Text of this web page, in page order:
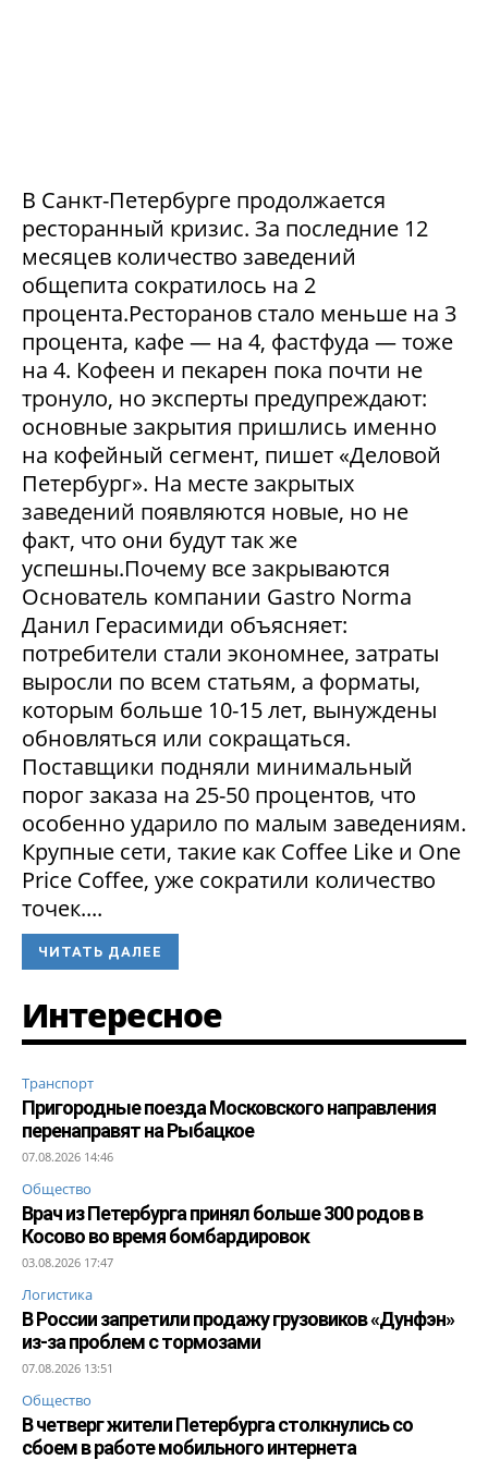
В Санкт-Петербурге продолжается
ресторанный кризис. За последние 12
месяцев количество заведений
общепита сократилось на 2
процента.Ресторанов стало меньше на 3
процента, кафе — на 4, фастфуда — тоже
на 4. Кофеен и пекарен пока почти не
тронуло, но эксперты предупреждают:
основные закрытия пришлись именно
на кофейный сегмент, пишет «Деловой
Петербург». На месте закрытых
заведений появляются новые, но не
факт, что они будут так же
успешны.Почему все закрываются
Основатель компании Gastro Norma
Данил Герасимиди объясняет:
потребители стали экономнее, затраты
выросли по всем статьям, а форматы,
которым больше 10-15 лет, вынуждены
обновляться или сокращаться.
Поставщики подняли минимальный
порог заказа на 25-50 процентов, что
особенно ударило по малым заведениям.
Крупные сети, такие как Coffee Like и One
Price Coffee, уже сократили количество
точек....
ЧИТАТЬ ДАЛЕЕ
Интересное
Транспорт
Пригородные поезда Московского направления
перенаправят на Рыбацкое
07.08.2026 14:46
Общество
Врач из Петербурга принял больше 300 родов в
Косово во время бомбардировок
03.08.2026 17:47
Логистика
В России запретили продажу грузовиков «Дунфэн»
из-за проблем с тормозами
07.08.2026 13:51
Общество
В четверг жители Петербурга столкнулись со
сбоем в работе мобильного интернета